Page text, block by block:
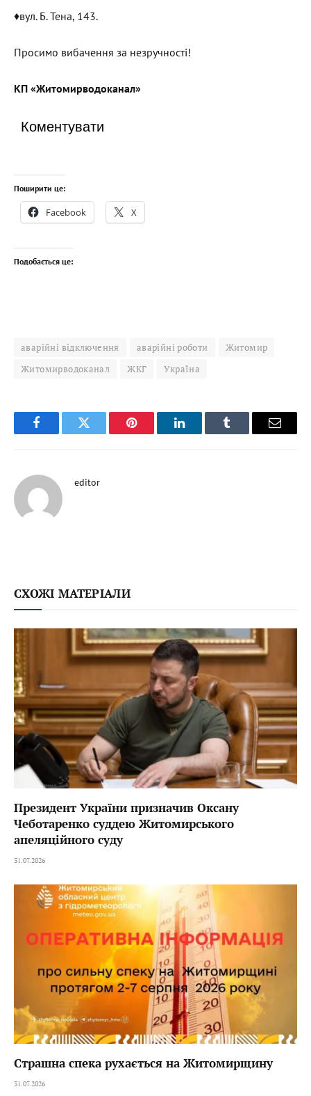
♦️вул. Б. Тена, 143.
Просимо вибачення за незручності!
КП «Житомирводоканал»
Коментувати
Поширити це:
Facebook X
Подобається це:
аварійні відключення аварійні роботи
Житомир
Житомирводоканал
ЖКГ Україна
FacebookTwitter Pinterest LinkedInTumblr Email
editor
СХОЖІ МАТЕРІАЛИ
Президент України призначив Оксану
Чеботаренко суддею Житомирського
апеляційного суду
31.07.2026
Страшна спека рухається на Житомирщину
31.07.2026